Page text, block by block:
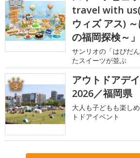
2
travel with
ウィズ アス)
の福岡探検～
サンリオの「はぴだ
たスイーツが並ぶ
3
アウトドアデ
2026／福岡県
大人も子どもも楽し
トドアイベント